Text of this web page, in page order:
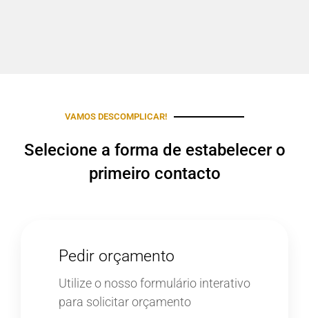
VAMOS DESCOMPLICAR!
Selecione a forma de estabelecer o
primeiro contacto
Pedir orçamento
Utilize o nosso formulário interativo
para solicitar orçamento